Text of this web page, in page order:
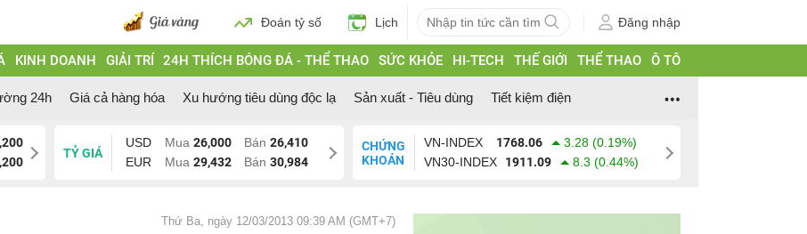
Đoán tỷ số Lịch Đăng nhập
KINH DOANH GIẢI TRÍ 24H THÍCH BÓNG ĐÁ - THỂ THAO SỨC KHỎE HI-TECH THẾ GIỚI THỂ THAO Ô TÔ
24h Giá cả hàng hóa Xu hướng tiêu dùng độc lạ Sản xuất - Tiêu dùng Tiết kiệm điện
TỶ GIÁ
USD Mua 26,000 Bán 26,410
EUR
Mua 29,432 Bán 30,984
CHỨNG
KHOÁN
VN-INDEX 1768.06
3.28 (0.19%)
VN30-INDEX
1911.09 8.3 (0.44%)
Thứ Ba, ngày 12/03/2013 09:39 AM (GMT+7)